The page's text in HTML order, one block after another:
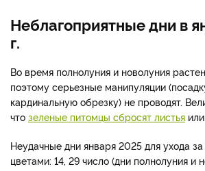
Неблагоприятные дни в
г.
Во время полнолуния и новолуния
поэтому серьезные манипуляции
кардинальную обрезку) не проводят.
что зеленые питомцы сбросят листья
Неудачные дни января 2025 для ухода
цветами: 14, 29 число (дни полнолуния и